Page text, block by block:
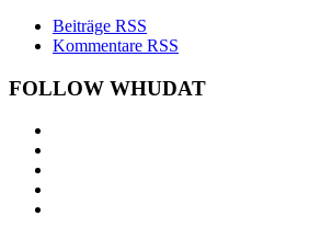
Beiträge RSS
Kommentare RSS
FOLLOW WHUDAT